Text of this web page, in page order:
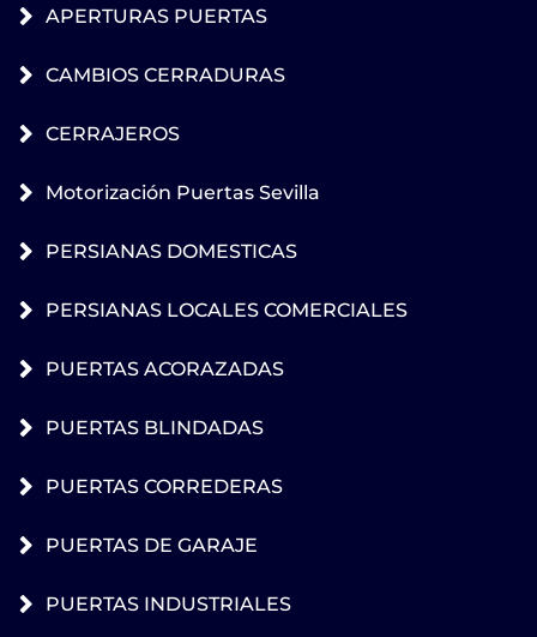
APERTURAS PUERTAS
CAMBIOS CERRADURAS
CERRAJEROS
Motorización Puertas Sevilla
PERSIANAS DOMESTICAS
PERSIANAS LOCALES COMERCIALES
PUERTAS ACORAZADAS
PUERTAS BLINDADAS
PUERTAS CORREDERAS
PUERTAS DE GARAJE
PUERTAS INDUSTRIALES